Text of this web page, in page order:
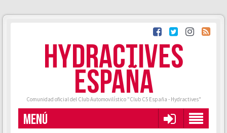
HYDRACTIVES
ESPAÑA
Comunidad oficial del Club Automovilístico "Club C5 España - Hydractives"
MENÚ